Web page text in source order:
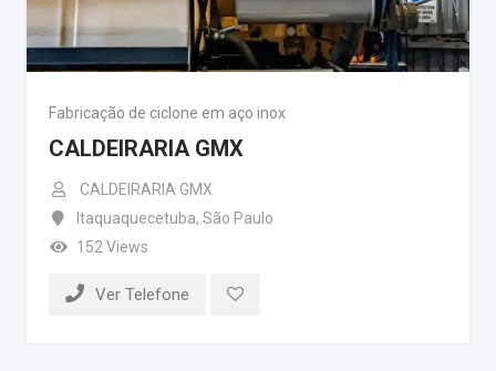
Fabricação de ciclone em aço inox
CALDEIRARIA GMX
CALDEIRARIA GMX
Itaquaquecetuba, São Paulo
152 Views
Ver Telefone